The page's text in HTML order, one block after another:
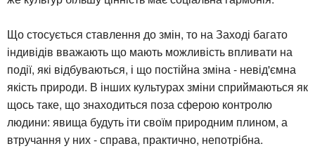
Що стосується ставлення до змін, то на Заході багато
індивідів вважають що мають можливість впливати на
події, які відбуваються, і що постійна зміна - невід'ємна
якість природи. В інших культурах зміни сприймаються як
щось таке, що знаходиться поза сферою контролю
людини: явища будуть іти своїм природним плином, а
втручання у них - справа, практично, непотрібна.